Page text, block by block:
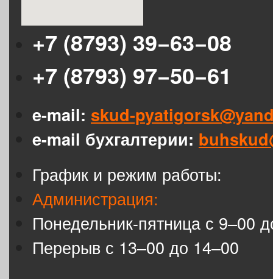
+7 (8793) 39−63−08
+7 (8793) 97−50−61
e-mail: skud-
e-mail бухгалтерии:
График и режим работы:
Администрация:
Понедельник-пятница с 9–00
Перерыв с 13–00 до 14–00